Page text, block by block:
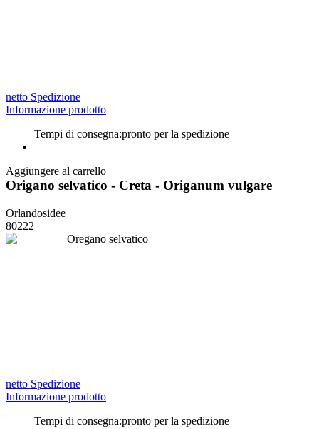
netto Spedizione
Informazione prodotto
Tempi di consegna:pronto per la spedizione
Aggiungere al carrello
Origano selvatico - Creta - Origanum vulgare
Orlandosidee
80222
netto Spedizione
Informazione prodotto
Tempi di consegna:pronto per la spedizione